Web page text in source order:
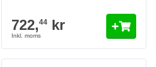
722,44 kr